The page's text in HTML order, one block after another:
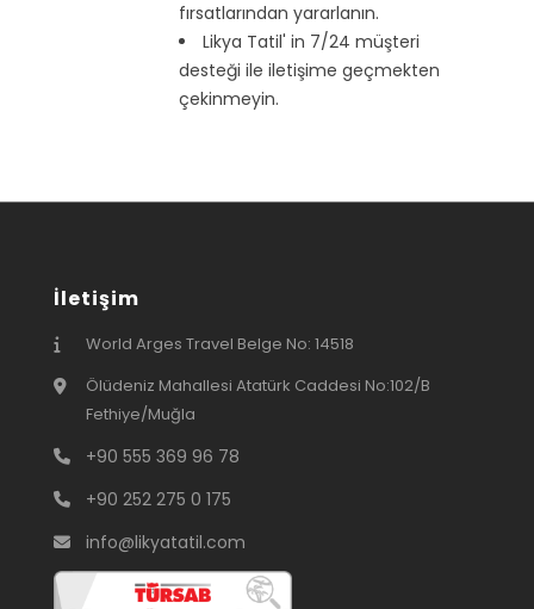
fırsatlarından yararlanın.
Likya Tatil' in 7/24 müşteri
desteği ile iletişime geçmekten
çekinmeyin.
İletişim
World Arges Travel Belge No: 14518
Ölüdeniz Mahallesi Atatürk Caddesi No:102/B
Fethiye/Muğla
+90 555 369 96 78
+90 252 275 0 175
info@likyatatil.com